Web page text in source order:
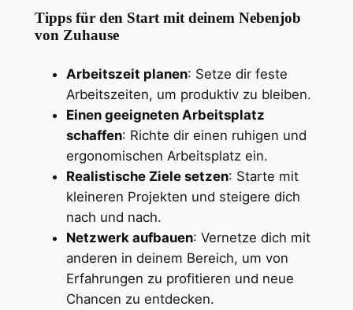
Tipps für den Start mit deinem Nebenjob
von Zuhause
Arbeitszeit planen: Setze dir feste
Arbeitszeiten, um produktiv zu bleiben.
Einen geeigneten Arbeitsplatz
schaffen: Richte dir einen ruhigen und
ergonomischen Arbeitsplatz ein.
Realistische Ziele setzen: Starte mit
kleineren Projekten und steigere dich
nach und nach.
Netzwerk aufbauen: Vernetze dich mit
anderen in deinem Bereich, um von
Erfahrungen zu profitieren und neue
Chancen zu entdecken.